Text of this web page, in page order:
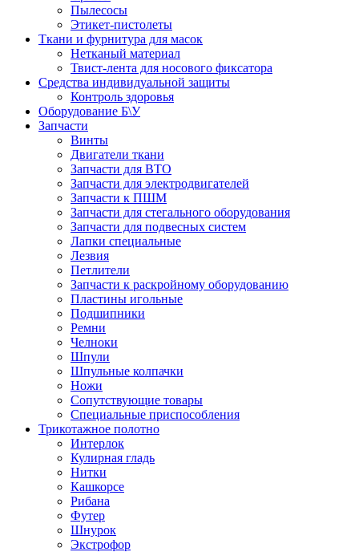
Пылесосы
Этикет-пистолеты
Ткани и фурнитура для масок
Нетканый материал
Твист-лента для носового фиксатора
Средства индивидуальной защиты
Контроль здоровья
Оборудование Б\У
Запчасти
Винты
Двигатели ткани
Запчасти для ВТО
Запчасти для электродвигателей
Запчасти к ПШМ
Запчасти для стегального оборудования
Запчасти для подвесных систем
Лапки специальные
Лезвия
Петлители
Запчасти к раскройному оборудованию
Пластины игольные
Подшипники
Ремни
Челноки
Шпули
Шпульные колпачки
Ножи
Сопутствующие товары
Специальные приспособления
Трикотажное полотно
Интерлок
Кулирная гладь
Нитки
Кашкорсе
Рибана
Футер
Шнурок
Экстрофор